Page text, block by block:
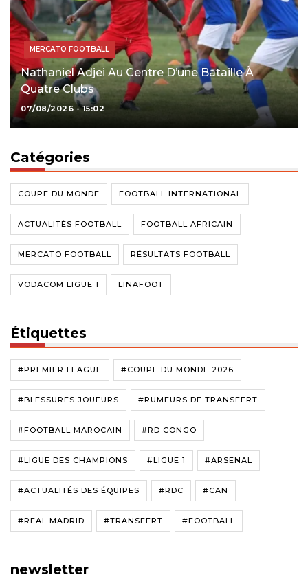
MERCATO FOOTBALL
Nathaniel Adjei Au Centre D’une Bataille À
Quatre Clubs
07/08/2026 - 15:02
Catégories
COUPE DU MONDE FOOTBALL INTERNATIONAL
ACTUALITÉS FOOTBALL FOOTBALL AFRICAIN
MERCATO FOOTBALL RÉSULTATS FOOTBALL
VODACOM LIGUE 1 LINAFOOT
Étiquettes
#PREMIER LEAGUE #COUPE DU MONDE 2026
#BLESSURES JOUEURS #RUMEURS DE TRANSFERT
#FOOTBALL MAROCAIN #RD CONGO
#LIGUE DES CHAMPIONS #LIGUE 1 #ARSENAL
#ACTUALITÉS DES ÉQUIPES #RDC #CAN
#REAL MADRID #TRANSFERT #FOOTBALL
newsletter